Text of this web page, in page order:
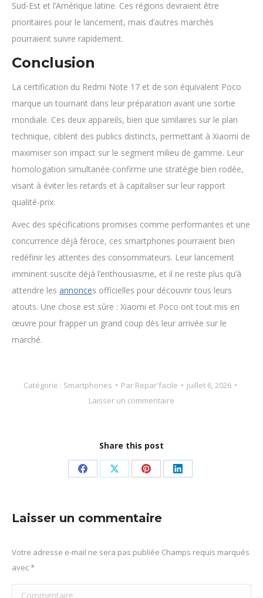
Sud-Est et l’Amérique latine. Ces régions devraient être
prioritaires pour le lancement, mais d’autres marchés
pourraient suivre rapidement.
Conclusion
La certification du Redmi Note 17 et de son équivalent Poco
marque un tournant dans leur préparation avant une sortie
mondiale. Ces deux appareils, bien que similaires sur le plan
technique, ciblent des publics distincts, permettant à Xiaomi de
maximiser son impact sur le segment milieu de gamme. Leur
homologation simultanée confirme une stratégie bien rodée,
visant à éviter les retards et à capitaliser sur leur rapport
qualité-prix.
Avec des spécifications promises comme performantes et une
concurrence déjà féroce, ces smartphones pourraient bien
redéfinir les attentes des consommateurs. Leur lancement
imminent suscite déjà l’enthousiasme, et il ne reste plus qu’à
attendre les annonces officielles pour découvrir tous leurs
atouts. Une chose est sûre : Xiaomi et Poco ont tout mis en
œuvre pour frapper un grand coup dès leur arrivée sur le
marché.
Catégorie : Smartphones Par Repar'facile
juillet 6, 2026
Laisser un commentaire
Share this post
PartagerPartagerPartager
Pinterest
Partager
Laisser un commentaire
Votre adresse e-mail ne sera pas publiée Champs requis marqués
avec*
Commentaire